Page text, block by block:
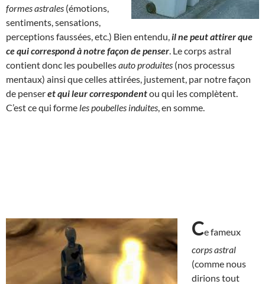
formes astrales (émotions,
sentiments, sensations,
perceptions faussées, etc.) Bien entendu, il ne peut attirer que
ce qui correspond à notre façon de penser . Le corps astral
contient donc les poubellesauto produites (nos processus
mentaux) ainsi que celles attirées, justement, par notre façon
de penseret quileur correspondentou qui les complètent.
C’est ce qui forme les poubelles induites , en somme.
Ce fameux
corps astral
(comme nous
dirions tout